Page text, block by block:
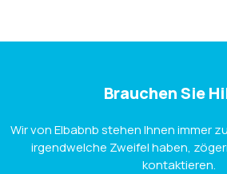
Brauchen Sie
Wir von Elbabnb stehen Ihnen immer
irgendwelche Zweifel haben,
kontaktieren.